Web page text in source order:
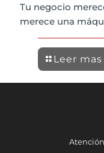
Tu negocio
merece una
Leer mas